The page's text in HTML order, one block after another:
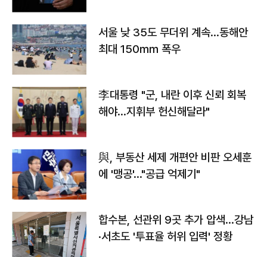
서울 낮 35도 무더위 계속…동해안
최대 150㎜ 폭우
李대통령 "군, 내란 이후 신뢰 회복
해야…지휘부 헌신해달라"
與, 부동산 세제 개편안 비판 오세훈
에 '맹공'…"공급 억제기"
합수본, 선관위 9곳 추가 압색…강남
·서초도 '투표율 허위 입력' 정황